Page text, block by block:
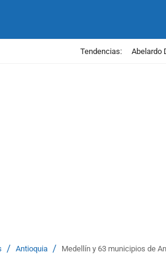
Tendencias: Abelardo
/ Antioquia / Medellín y 63 municipios de